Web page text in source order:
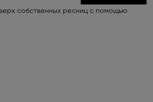
собственных ресниц с помощью